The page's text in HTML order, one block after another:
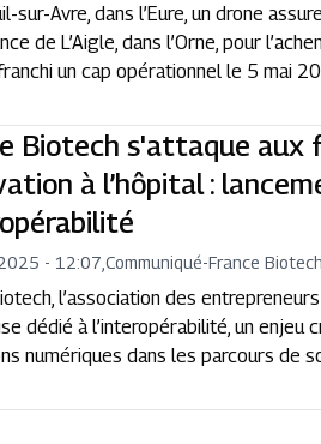
sur-Avre, dans l’Eure, un drone
de L’Aigle, dans l’Orne, pour
un cap opérationnel le 5 mai
Biotech s'attaque aux
à l’hôpital :
- 12:07 ,Communiqué-France Biotech
l’association des
dédié à l’interopérabilité, un
numériques dans les parcours de